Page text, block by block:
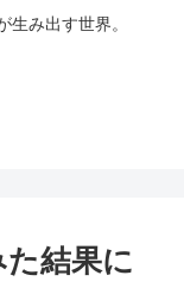
み出す世界。
結果に